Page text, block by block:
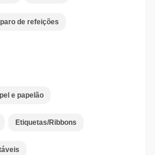
de refeições
e papelão
Etiquetas/Ribbons